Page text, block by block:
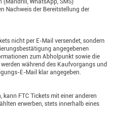
WhatsApp, SMS)
Nachweis der Bereitstellung der
nicht per E-Mail versendet, sondern
angegebenen
zum Abholpunkt sowie die
während des Kaufvorgangs und
E-Mail klar angegeben.
FTC Tickets mit einer anderen
erwerben, stets innerhalb eines